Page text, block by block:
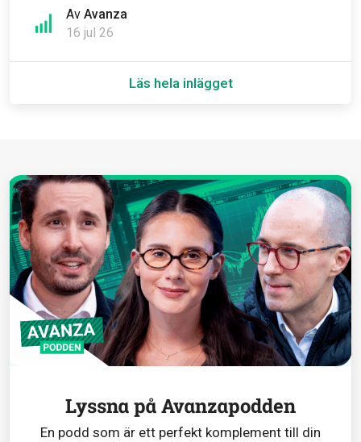
Av Avanza
16 jul 26
Läs hela inlägget
Lyssna på Avanzapodden
En podd som är ett perfekt komplement till din